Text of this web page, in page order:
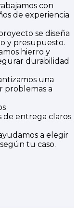
con
de experiencia
se diseña
y presupuesto.
hierro y
durabilidad
una
problemas a
de entrega claros
a elegir
tu caso.